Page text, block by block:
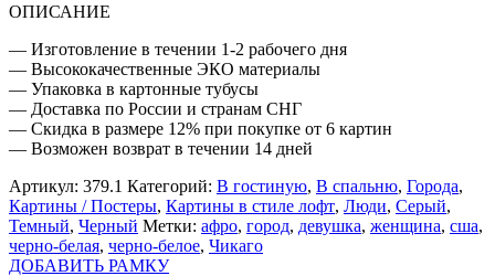
ОПИСАНИЕ
— Изготовление в течении 1-2 рабочего дня
— Высококачественные ЭКО материалы
— Упаковка в картонные тубусы
— Доставка по России и странам СНГ
— Скидка в размере 12% при покупке от 6 картин
— Возможен возврат в течении 14 дней
Артикул: 379.1 Категорий: В гостиную, В спальню, Города,
Картины / Постеры, Картины в стиле лофт, Люди, Серый,
Темный, Черный Метки: афро, город, девушка, женщина, сша,
черно-белая, черно-белое, Чикаго
ДОБАВИТЬ РАМКУ